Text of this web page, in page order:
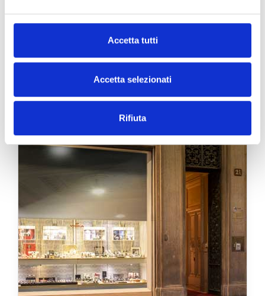
Accetta tutti
Accetta selezionati
Rifiuta